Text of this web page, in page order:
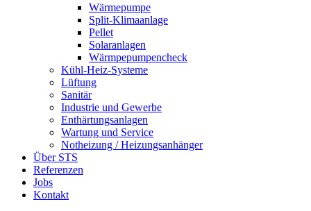
Wärmepumpe
Split-Klimaanlage
Pellet
Solaranlagen
Wärmpepumpencheck
Kühl-Heiz-Systeme
Lüftung
Sanitär
Industrie und Gewerbe
Enthärtungsanlagen
Wartung und Service
Notheizung / Heizungsanhänger
Über STS
Referenzen
Jobs
Kontakt